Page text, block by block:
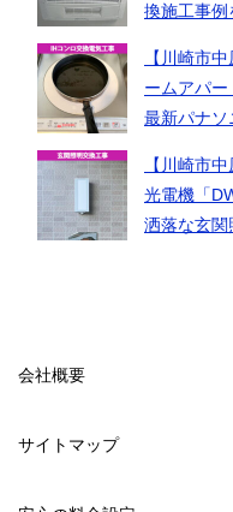
換施工事例
【川崎市
ームアパ
最新パナソ
【川崎市
光電機「
洒落な玄関
会社概要
サイトマップ